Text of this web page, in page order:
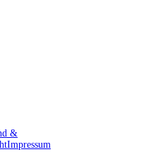
&
Impressum